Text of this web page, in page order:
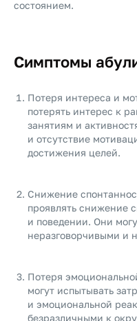
состоянием.
Симптомы
Потеря интереса и
потерять интерес к
занятиям и
и отсутствие
достижения целей.
Снижение
проявлять снижение
и поведении. Они
неразговорчивыми и
Потеря
могут испытывать
и эмоциональной
безразличными к